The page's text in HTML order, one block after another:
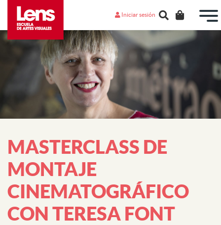
Iniciar sesión
MASTERCLASS DE
MONTAJE
CINEMATOGRÁFICO
CON TERESA FONT